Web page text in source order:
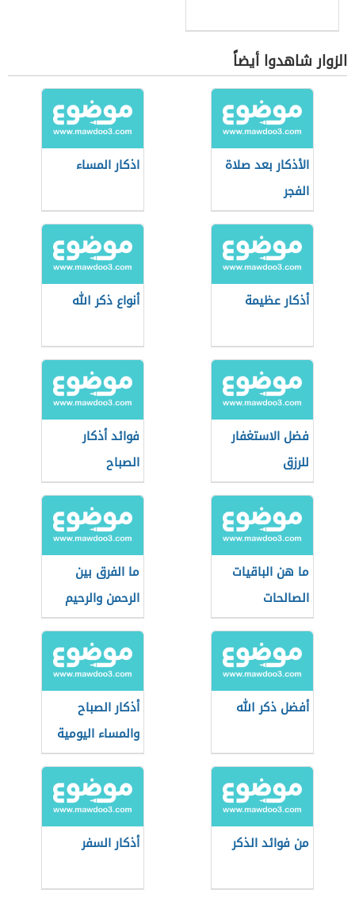
الزوار شاهدوا أيضاً
الأذكار بعد صلاة
الفجر
اذكار المساء
أذكار عظيمة أنواع ذكر الله
فضل الاستغفار
للرزق
فوائد أذكار
الصباح
ما هن الباقيات
الصالحات
ما الفرق بين
الرحمن والرحيم
أفضل ذكر الله
أذكار الصباح
والمساء اليومية
من فوائد الذكر أذكار السفر